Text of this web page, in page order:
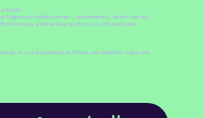
Runde.
persönlich kennen – unkompliziert, direkt und auf
heraus, welcher Weg zu dir passt und zeige den
erste Gespräche zu führen und vielleicht sogar den